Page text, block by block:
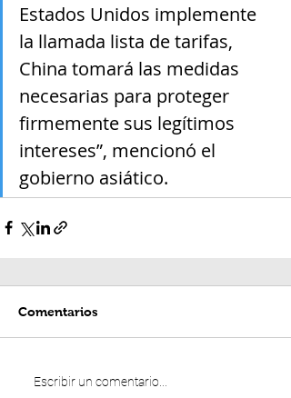
Estados Unidos implemente
la llamada lista de tarifas,
China tomará las medidas
necesarias para proteger
firmemente sus legítimos
intereses”, mencionó el
gobierno asiático.
Comentarios
Escribir un comentario...